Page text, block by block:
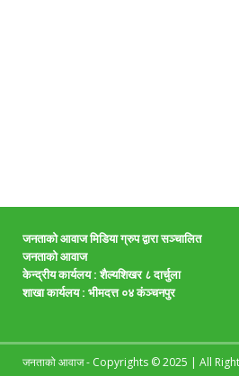
जनताको आवाज मिडिया ग्रुप द्वारा सञ्चालित
जनताको आवाज
केन्द्रीय कार्यलय : शैल्यशिखर ८ दार्चुला
शाखा कार्यलय : भीमदत्त ०४ कंञ्चनपुर
जनताको आवाज - Copyrights © 2025 | All